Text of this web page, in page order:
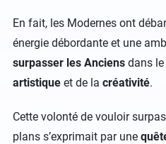
En fait, les Modernes ont
énergie débordante et une
surpasser les Anciens dans
artistique et de la créativité.
Cette volonté de vouloir
plans s’exprimait par une